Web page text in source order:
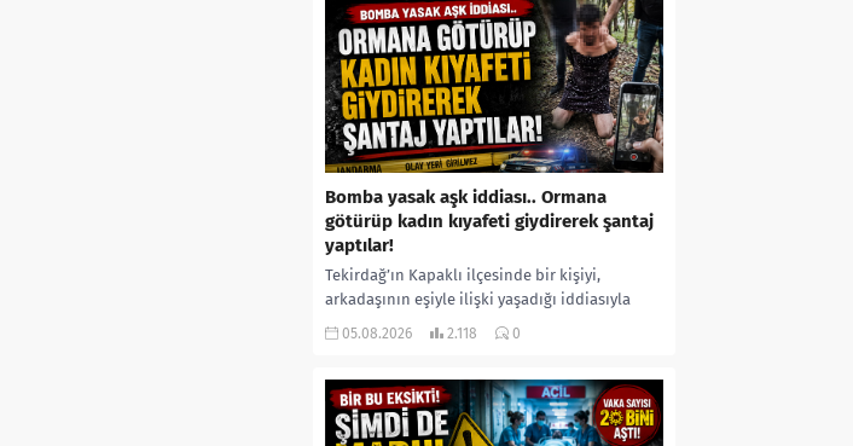
Bomba yasak aşk iddiası.. Ormana
götürüp kadın kıyafeti giydirerek şantaj
yaptılar!
Tekirdağ’ın Kapaklı ilçesinde bir kişiyi,
arkadaşının eşiyle ilişki yaşadığı iddiasıyla
ormanlık alana götürerek zorla kadın
05.08.2026 2.118 0